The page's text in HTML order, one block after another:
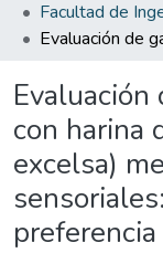
con harina
excelsa)
preferencia